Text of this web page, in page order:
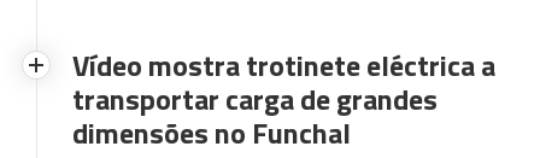
Vídeo mostra trotinete eléctrica a
transportar carga de grandes
dimensões no Funchal